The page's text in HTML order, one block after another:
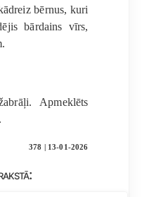
bērnus, kuri
bārdains vīrs,
Apmeklēts
378 | 13-01-2026